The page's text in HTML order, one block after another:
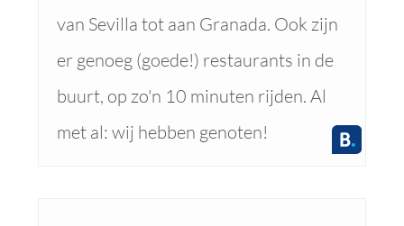
van Sevilla tot aan Granada. Ook zijn
er genoeg (goede!) restaurants in de
buurt, op zo'n 10 minuten rijden. Al
met al: wij hebben genoten!